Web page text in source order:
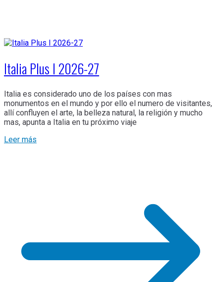
Italia Plus I 2026-27
Italia es considerado uno de los países con mas
monumentos en el mundo y por ello el numero de visitantes,
allí confluyen el arte, la belleza natural, la religión y mucho
mas, apunta a Italia en tu próximo viaje
Leer más